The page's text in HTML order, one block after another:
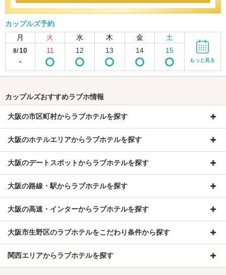
カップルズ予約
月
火 水 木 金 土
8/ 10
-
11 12 13 14 15
もっと見る
カップルズおすすめラブホ情報
大阪の市区町村からラブホテルを探す
大阪のホテルエリアからラブホテルを探す
大阪のデートスポットからラブホテルを探す
大阪の路線・駅からラブホテルを探す
大阪の高速・インターからラブホテルを探す
大阪市生野区のラブホテルをこだわり条件から探す
関西エリアからラブホテルを探す